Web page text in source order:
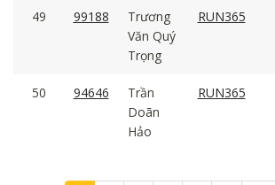
49 99188
Trương
Văn Quý
Trọng
RUN365
50 94646
Trần
Doãn
Hảo
RUN365